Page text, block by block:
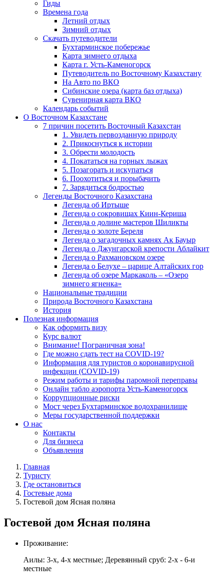
Гиды
Времена года
Летний отдых
Зимний отдых
Скачать путеводители
Бухтарминское побережье
Карта зимнего отдыха
Карта г. Усть-Каменогорск
Путеводитель по Восточному Казахстану
На Авто по ВКО
Сибинские озера (карта баз отдыха)
Сувенирная карта ВКО
Календарь событий
О Восточном Казахстане
7 причин посетить Восточный Казахстан
1. Увидеть первозданную природу
2. Прикоснуться к истории
3. Обрести молодость
4. Покататься на горных лыжах
5. Позагорать и искупаться
6. Поохотиться и порыбачить
7. Зарядиться бодростью
Легенды Восточного Казахстана
Легенда об Иртыше
Легенда о сокровищах Киин-Кериша
Легенда о долине мастеров Шиликты
Легенда о золоте Береля
Легенда о загадочных камнях Ак Бауыр
Легенда о Джунгарской крепости Аблайкит
Легенда о Рахмановском озере
Легенда о Белухе – царице Алтайских гор
Легенда об озере Маркаколь – «Озеро
зимнего ягненка»
Национальные традиции
Природа Восточного Казахстана
История
Полезная информация
Как оформить визу
Курс валют
Внимание! Пограничная зона!
Где можно сдать тест на COVID-19?
Информация для туристов о коронавирусной
инфекции (COVID-19)
Режим работы и тарифы паромной переправы
Онлайн табло аэропорта Усть-Каменогорск
Коррупционные риски
Мост через Бухтарминское водохранилище
Меры государственной поддержки
О нас
Контакты
Для бизнеса
Объявления
Главная
Туристу
Где остановиться
Гостевые дома
Гостевой дом Ясная поляна
Гостевой дом Ясная поляна
Проживание:
Аилы: 3-х, 4-х местные; Деревянный сруб: 2-х - 6-и
местные